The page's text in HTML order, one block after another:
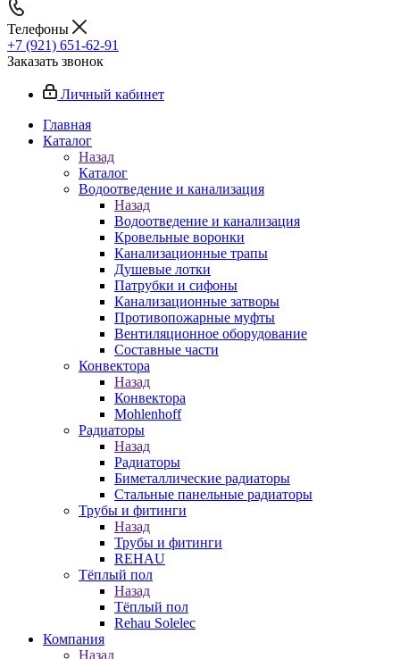
Телефоны
+7 (921) 651-62-91
Заказать звонок
Личный кабинет
Главная
Каталог
Назад
Каталог
Водоотведение и канализация
Назад
Водоотведение и канализация
Кровельные воронки
Канализационные трапы
Душевые лотки
Патрубки и сифоны
Канализационные затворы
Противопожарные муфты
Вентиляционное оборудование
Составные части
Конвектора
Назад
Конвектора
Mohlenhoff
Радиаторы
Назад
Радиаторы
Биметаллические радиаторы
Стальные панельные радиаторы
Трубы и фитинги
Назад
Трубы и фитинги
REHAU
Тёплый пол
Назад
Тёплый пол
Rehau Solelec
Компания
Назад